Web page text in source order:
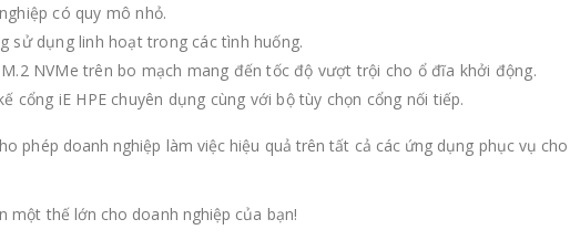
có quy mô nhỏ.
sử dụng linh hoạt trong các tình huống.
NVMe trên bo mạch mang đến tốc độ vượt trội cho ổ đĩa khởi động.
cổng iE HPE chuyên dụng cùng với bộ tùy chọn cổng nối tiếp.
phép doanh nghiệp làm việc hiệu quả trên tất cả các ứng dụng phục vụ
một thế lớn cho doanh nghiệp của bạn!